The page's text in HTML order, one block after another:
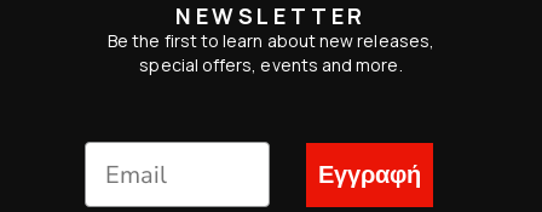
NEWSLETTER
Be the first to learn about new releases,
special offers, events and more.
Εγγραφή